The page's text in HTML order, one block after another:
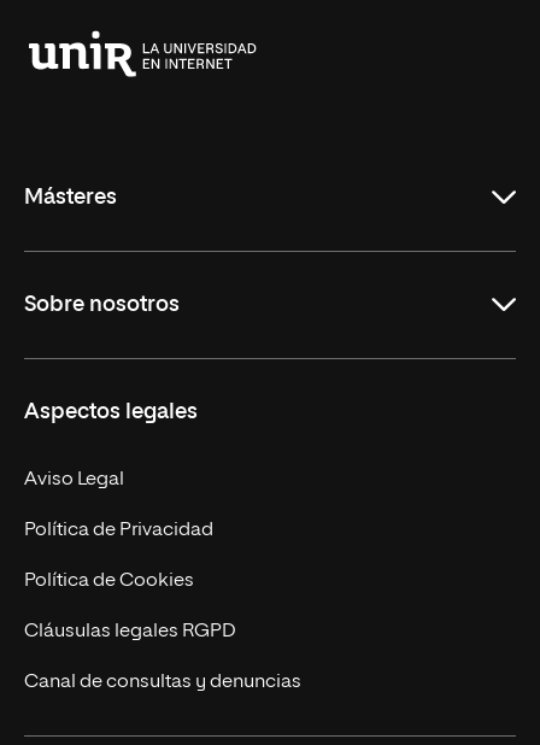
Másteres
Derecho
Empresa
MBA
Marketing y Comunicación
Ingeniería
Diseño
Ciencias de la Salud
Sobre nosotros
Nuestro Equipo
Contacto
Aspectos legales
Aviso Legal
Política de Privacidad
Política de Cookies
Cláusulas legales RGPD
Canal de consultas y denuncias